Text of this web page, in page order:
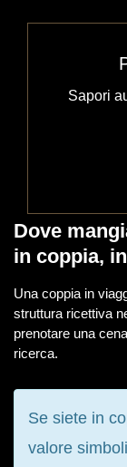
Sapori
Dove
in coppia,
Una coppia in
struttura ricettiva
prenotare una
ricerca.
Se siete in
valore